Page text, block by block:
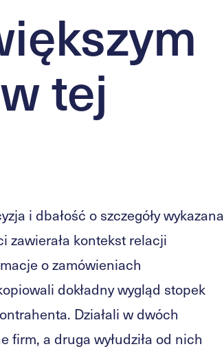
tej
i dbałość o szczegóły wykazana
zawierała kontekst relacji
o zamówieniach
dokładny wygląd stopek
Działali w dwóch
firm, a druga wyłudziła od nich